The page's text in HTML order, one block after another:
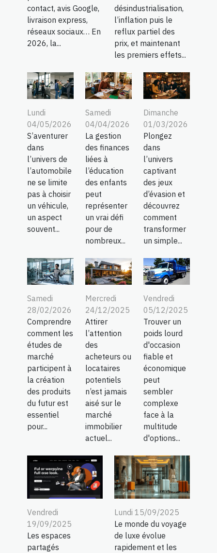
contact, avis Google,
livraison express,
réseaux sociaux… En
2026, la...
désindustrialisation,
l’inflation puis le
reflux partiel des
prix, et maintenant
les premiers effets...
Lundi
04/05/2026
S’aventurer
dans
l’univers de
l’automobile
ne se limite
pas à choisir
un véhicule,
un aspect
souvent...
Samedi
04/04/2026
La gestion
des finances
liées à
l’éducation
des enfants
peut
représenter
un vrai défi
pour de
nombreux...
Dimanche
01/03/2026
Plongez
dans
l’univers
captivant
des jeux
d’évasion et
découvrez
comment
transformer
un simple...
Samedi
28/02/2026
Comprendre
comment les
études de
marché
participent à
la création
des produits
du futur est
essentiel
pour...
Mercredi
24/12/2025
Attirer
l’attention
des
acheteurs ou
locataires
potentiels
n’est jamais
aisé sur le
marché
immobilier
actuel...
Vendredi
05/12/2025
Trouver un
poids lourd
d'occasion
fiable et
économique
peut
sembler
complexe
face à la
multitude
d'options...
Vendredi
19/09/2025
Les espaces
partagés
Lundi 15/09/2025
Le monde du voyage
de luxe évolue
rapidement et les